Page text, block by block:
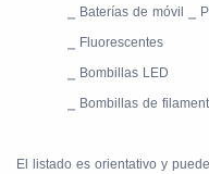
Baterías de móvil
Fluorescentes
Bombillas LED
Bombillas de
El listado es orientativo y